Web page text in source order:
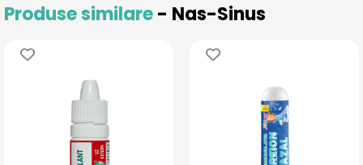
Produse similare- Nas-Sinus